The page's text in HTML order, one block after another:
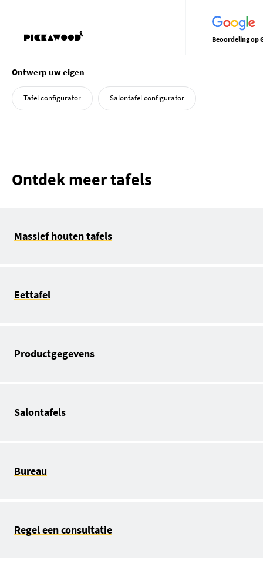
Beoordeling op
Ontwerp uw eigen
Tafel configurator Salontafel configurator
Ontdek meer tafels
Massief houten tafels
Eettafel
Productgegevens
Salontafels
Bureau
Regel een consultatie